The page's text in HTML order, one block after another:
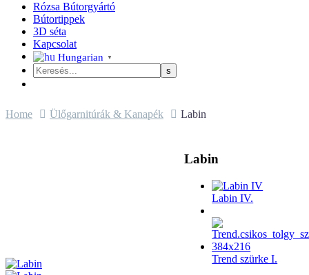
Rózsa Bútorgyártó
Bútortippek
3D séta
Kapcsolat
Hungarian ▼
Home Ülőgarnitúrák & Kanapék Labin
Labin
Labin IV.
Trend szürke I.